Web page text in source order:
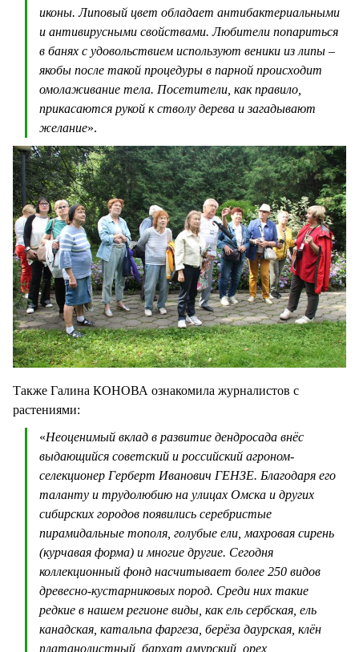
иконы. Липовый цвет обладает антибактериальными
и антивирусными свойствами. Любители попариться
в банях с удовольствием используют веники из липы –
якобы после такой процедуры в парной происходит
омолаживание тела. Посетители, как правило,
прикасаются рукой к стволу дерева и загадывают
желание».
Также Галина КОНОВА ознакомила журналистов с
растениями:
«Неоценимый вклад в развитие дендросада внёс
выдающийся советский и российский агроном-
селекционер Герберт Иванович ГЕНЗЕ. Благодаря его
таланту и трудолюбию на улицах Омска и других
сибирских городов появились серебристые
пирамидальные тополя, голубые ели, махровая сирень
(курчавая форма) и многие другие. Сегодня
коллекционный фонд насчитывает более 250 видов
древесно-кустарниковых пород. Среди них такие
редкие в нашем регионе виды, как ель сербская, ель
канадская, катальпа фаргеза, берёза даурская, клён
платанолистный, бархат амурский, орех